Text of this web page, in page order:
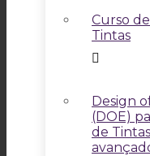
Curso
Tintas
Design
(DOE)
de